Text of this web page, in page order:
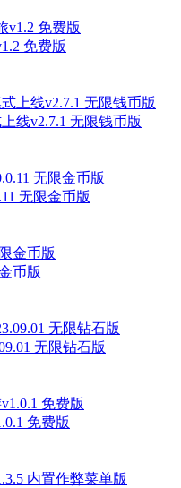
免费版
线v2.7.1 无限钱币版
无限金币版
币版
无限钻石版
免费版